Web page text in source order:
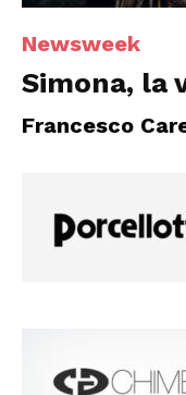
Newsweek
Simona, la
Francesco